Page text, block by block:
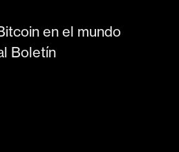
en el mundo
Boletín